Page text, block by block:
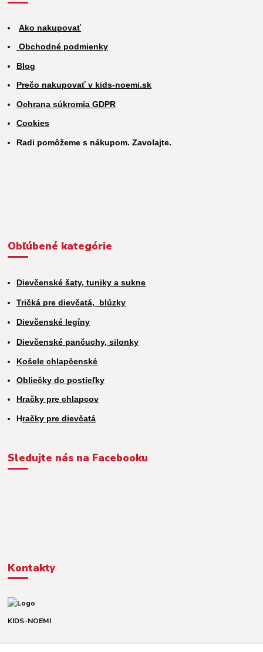
Ako nakupovať
Obchodné podmienky
Blog
Prečo nakupovať v kids-noemi.sk
Ochrana súkromia GDPR
Cookies
Radi pomôžeme s nákupom. Zavolajte.
Obľúbené kategórie
Dievčenské šaty, tuniky a sukne
Tričká pre dievčatá, blúzky
Dievčenské legíny
Dievčenské pančuchy, silonky
Košele chlapčenské
Obliečky do postieľky
Hračky pre chlapcov
Hračky pre dievčatá
Sledujte nás na Facebooku
Kontakty
KIDS-NOEMI